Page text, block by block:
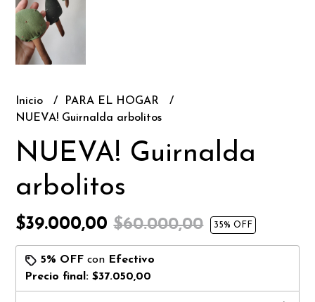
Inicio
PARA EL HOGAR
NUEVA! Guirnalda arbolitos
NUEVA! Guirnalda
arbolitos
$39.000,00$60.000,00 35% OFF
5% OFF con Efectivo
Precio final:$37.050,00